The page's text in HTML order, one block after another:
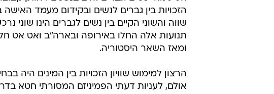
הזכויות בין גברים לנשים ובקידום מעמד
שווה והשוני הקיים בין נשים לגברים הינו שוני
תנועות אלה החלו באירופה ובארה"ב ואט אט
ומאז השאר היסטוריה.
הרצון למימוש שוויון הזכויות בין המינים היה
אולם, לעניות דעתי הפמיניזם המסורתי חטא